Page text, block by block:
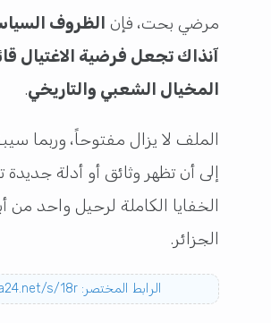
مرضي بحت، فإن الظروف
آنذاك تجعل فرضية الاغتيال
المخيال الشعبي والتاريخي.
الملف لا يزال مفتوحاً، وربما
إلى أن تظهر وثائق أو أدلة
الخفايا الكاملة لرحيل واحد من
الجزائر.
الرابط المختصر: doha24.net/s/18r